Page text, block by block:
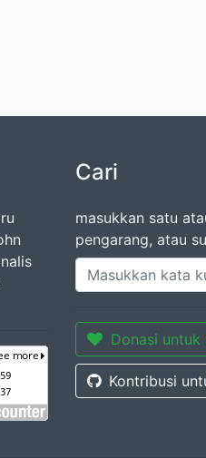
Cari
masukkan satu
pengarang, atau
Donasi untuk
Kontribusi